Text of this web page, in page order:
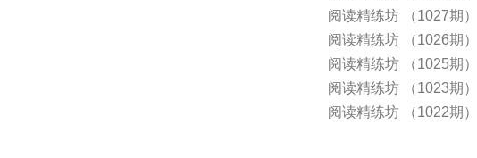
阅读精练坊 （1027期）
阅读精练坊 （1026期）
阅读精练坊 （1025期）
阅读精练坊 （1023期）
阅读精练坊 （1022期）